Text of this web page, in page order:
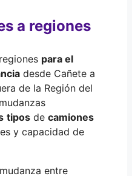
a regiones
para el
desde Cañete a
de la Región del
tipos de camiones
y capacidad de
entre